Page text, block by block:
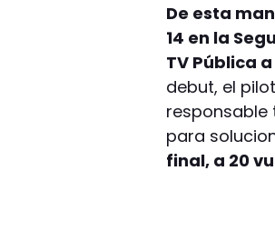
De esta
14 en la
TV Pública
debut, el
responsable
para
final, a 20